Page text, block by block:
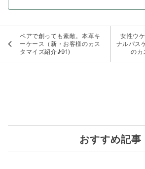
ペアで創っても素敵。本革キ
ーケース（新・お客様のカス
タマイズ紹介♪91)
女性ウ
ナルパス
のカ
おすすめ記事